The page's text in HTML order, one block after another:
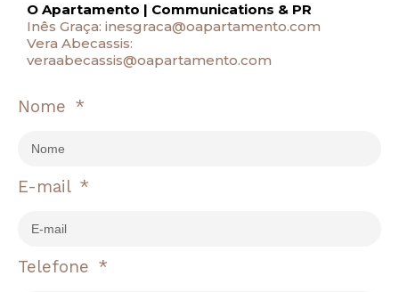
O Apartamento | Communications & PR
Inês Graça: inesgraca@oapartamento.com
Vera Abecassis:
veraabecassis@oapartamento.com
Nome
E-mail
Telefone